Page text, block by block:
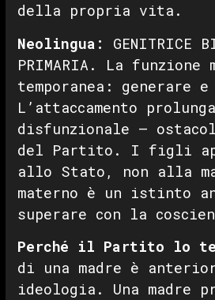
della propria vita.
Neolingua:
GENITRICE
PRIMARIA. La funzione
temporanea: generare
L’attaccamento
disfunzionale —
del Partito. I figli
allo Stato, non alla
materno è un istinto
superare con la
Perché il Partito lo
di una madre è
ideologia. Una madre